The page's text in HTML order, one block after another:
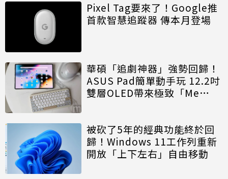
Pixel Tag要來了！Google推
首款智慧追蹤器 傳本月登場
華碩「追劇神器」強勢回歸！
ASUS Pad簡單動手玩 12.2吋
雙層OLED帶來極致「Me
被砍了5年的經典功能終於回
歸！Windows 11工作列重新
開放「上下左右」自由移動